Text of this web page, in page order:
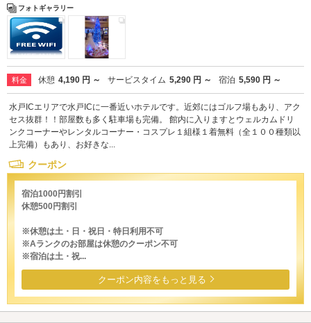
フォトギャラリー
料金 休憩 4,190 円 ～ サービスタイム 5,290 円 ～ 宿泊 5,590 円 ～
水戸ICエリアで水戸ICに一番近いホテルです。近郊にはゴルフ場もあり、アク
セス抜群！！部屋数も多く駐車場も完備。 館内に入りますとウェルカムドリ
ンクコーナーやレンタルコーナー・コスプレ１組様１着無料（全１００種類以
上完備）もあり、お好きな...
クーポン
宿泊1000円割引
休憩500円割引
※休憩は土・日・祝日・特日利用不可
※Aランクのお部屋は休憩のクーポン不可
※宿泊は土・祝...
クーポン内容をもっと見る